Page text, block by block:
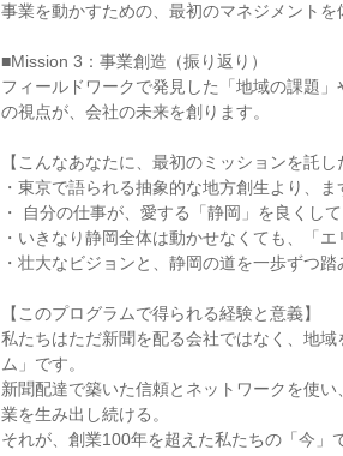
事業を動かすための、最初のマネジメントを
■Mission 3：事業創造（振り返り）
フィールドワークで発見した「地域の課題
の視点が、会社の未来を創ります。
【こんなあなたに、最初のミッションを託し
・東京で語られる抽象的な地方創生より、
・ 自分の仕事が、愛する「静岡」を良くし
・いきなり静岡全体は動かせなくても、「
・壮大なビジョンと、静岡の道を一歩ずつ
【このプログラムで得られる経験と意義】
私たちはただ新聞を配る会社ではなく、地
ム」です。
新聞配達で築いた信頼とネットワークを使
業を生み出し続ける。
それが、創業100年を超えた私たちの「今」